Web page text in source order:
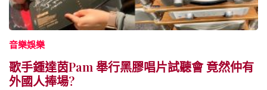
音樂娛樂
歌手鍾達茵Pam 舉行黑膠唱片試聽會 竟然仲有
外國人捧場?